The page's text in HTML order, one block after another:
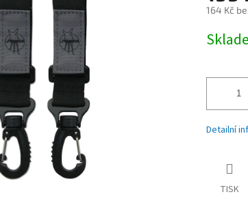
164 Kč
cena:
Detailní
TISK